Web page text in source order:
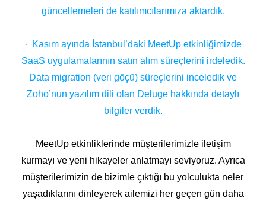
güncellemeleri de katılımcılarımıza aktardık.
·
Kasım ayında İstanbul’daki MeetUp etkinliğimizde
SaaS uygulamalarının satın alım süreçlerini irdeledik.
Data migration (veri göçü) süreçlerini inceledik ve
Zoho’nun yazılım dili olan Deluge hakkında detaylı
bilgiler verdik.
MeetUp etkinliklerinde müşterilerimizle iletişim
kurmayı ve yeni hikayeler anlatmayı seviyoruz. Ayrıca
müşterilerimizin de bizimle çıktığı bu yolculukta neler
yaşadıklarını dinleyerek ailemizi her geçen gün daha